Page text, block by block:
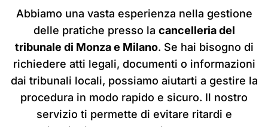
Abbiamo una vasta esperienza nella gestione
delle pratiche presso la cancelleria del
tribunale di Monza e Milano. Se hai bisogno di
richiedere atti legali, documenti o informazioni
dai tribunali locali, possiamo aiutarti a gestire la
procedura in modo rapido e sicuro. Il nostro
servizio ti permette di evitare ritardi e